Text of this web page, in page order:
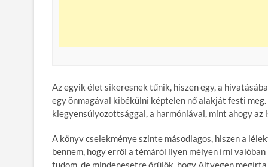
Az egyik élet sikeresnek tűnik, hiszen egy, a
egy önmagával kibékülni képtelen nő alakját festi
kiegyensúlyozottsággal, a harmóniával, mint ahogy
A könyv cselekménye szinte másodlagos, hiszen a
bennem, hogy erről a témáról ilyen mélyen írni
tudom, de mindenesetre örülök, hogy Altvegen